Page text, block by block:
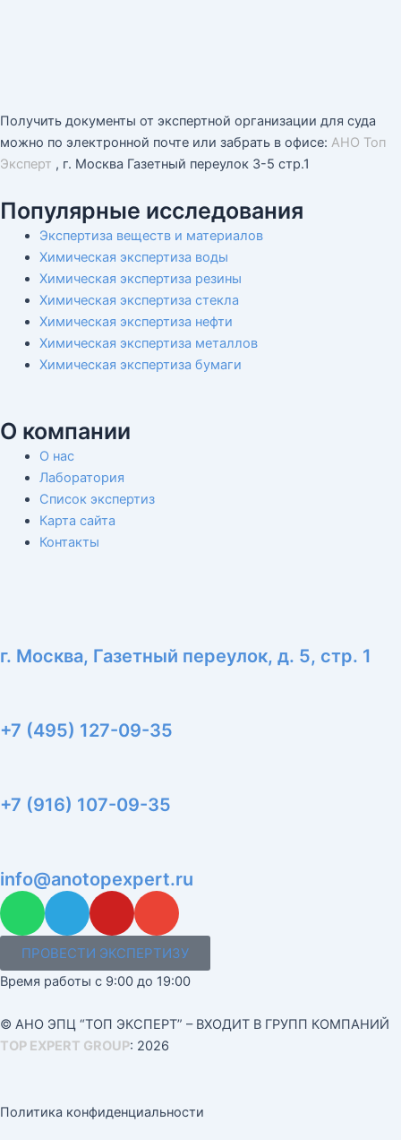
Получить документы от экспертной организации для суда
можно по электронной почте или забрать в офисе: АНО Топ
Эксперт , г. Москва Газетный переулок 3-5 стр.1
Популярные исследования
Экспертиза веществ и материалов
Химическая экспертиза воды
Химическая экспертиза резины
Химическая экспертиза стекла
Химическая экспертиза нефти
Химическая экспертиза металлов
Химическая экспертиза бумаги
О компании
О нас
Лаборатория
Список экспертиз
Карта сайта
Контакты
г. Москва, Газетный переулок, д. 5, стр. 1
+7 (495) 127-09-35
+7 (916) 107-09-35
info@anotopexpert.ru
W
a
t
s
a
p
p
T
l
e
g
r
a
m
Y
u
t
u
b
e
E
v
e
l
o
p
e
ПРОВЕСТИ ЭКСПЕРТИЗУ
Время работы с 9:00 до 19:00
© АНО ЭПЦ “ТОП ЭКСПЕРТ” – ВХОДИТ В ГРУПП КОМПАНИЙ
TOP EXPERT GROUP: 2026
Политика конфиденциальности